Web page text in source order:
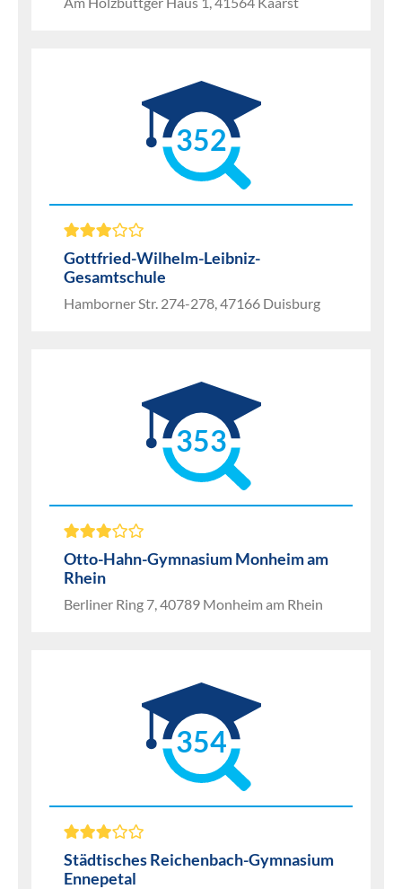
352
Gottfried-Wilhelm-Leibniz-
Gesamtschule
Hamborner Str. 274-278, 47166 Duisburg
353
Otto-Hahn-Gymnasium Monheim am
Rhein
Berliner Ring 7, 40789 Monheim am Rhein
354
Städtisches Reichenbach-Gymnasium
Ennepetal